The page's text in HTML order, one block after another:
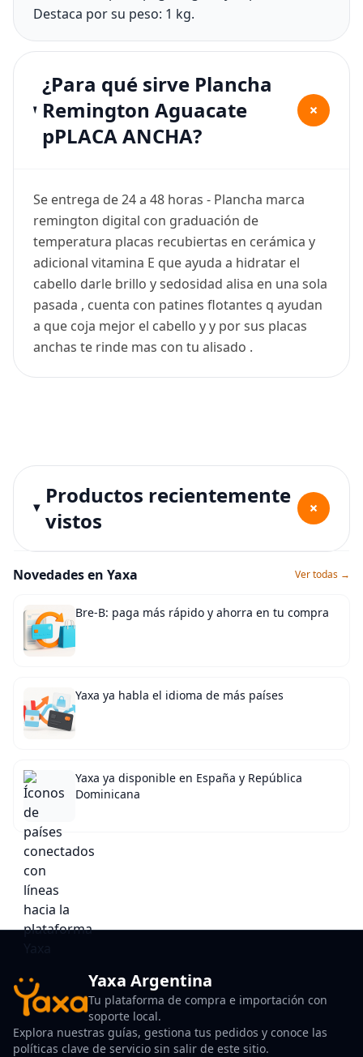
Destaca por su peso: 1 kg.
¿Para qué sirve Plancha
Remington Aguacate
pPLACA ANCHA?
+
Se entrega de 24 a 48 horas - Plancha marca
remington digital con graduación de
temperatura placas recubiertas en cerámica y
adicional vitamina E que ayuda a hidratar el
cabello darle brillo y sedosidad alisa en una sola
pasada , cuenta con patines flotantes q ayudan
a que coja mejor el cabello y y por sus placas
anchas te rinde mas con tu alisado .
Productos recientemente
vistos
+
Novedades en Yaxa Ver todas →
Bre-B: paga más rápido y ahorra en tu compra
Yaxa ya habla el idioma de más países
Yaxa ya disponible en España y República
Dominicana
Yaxa Argentina
Tu plataforma de compra e importación con
soporte local.
Explora nuestras guías, gestiona tus pedidos y conoce las
políticas clave de servicio sin salir de este sitio.